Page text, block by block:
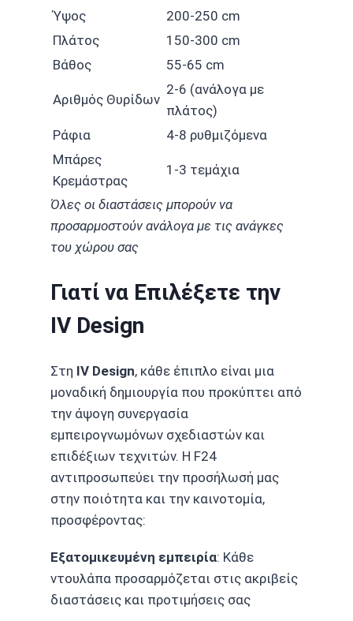
Ύψος
200-250 cm
Πλάτος
150-300 cm
Βάθος
55-65 cm
Αριθμός Θυρίδων
2-6 (ανάλογα με
πλάτος)
Ράφια
4-8 ρυθμιζόμενα
Μπάρες
Κρεμάστρας
1-3 τεμάχια
Όλες οι διαστάσεις μπορούν να
προσαρμοστούν ανάλογα με τις ανάγκες
του χώρου σας
Γιατί να Επιλέξετε την
IV Design
Στη IV Design, κάθε έπιπλο είναι μια
μοναδική δημιουργία που προκύπτει από
την άψογη συνεργασία
εμπειρογνωμόνων σχεδιαστών και
επιδέξιων τεχνιτών. Η F24
αντιπροσωπεύει την προσήλωσή μας
στην ποιότητα και την καινοτομία,
προσφέροντας:
Εξατομικευμένη εμπειρία: Κάθε
ντουλάπα προσαρμόζεται στις ακριβείς
διαστάσεις και προτιμήσεις σας